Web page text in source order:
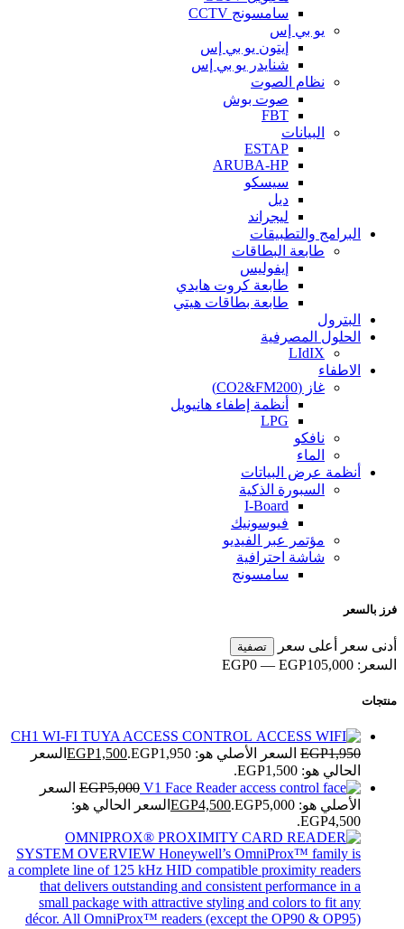
سامسونج CCTV
يو بي إس
إيتون يو بي إس
شنايدر يو بي إس
نظام الصوت
صوت بوش
FBT
البيانات
ESTAP
ARUBA-HP
سيسكو
ديل
ليجراند
البرامج والتطبيقات
طابعة البطاقات
إيفوليس
طابعة كروت هايدي
طابعة بطاقات هيتي
البترول
الحلول المصرفية
LIdIX
الاطفاء
غاز (CO2&FM200)
أنظمة إطفاء هانيويل
LPG
نافكو
الماء
أنظمة عرض البياتات
السبورة الذكية
I-Board
فيوسونيك
مؤتمر عبر الفيديو
شاشة احترافية
سامسونج
فرز بالسعر
أدنى سعر أعلى سعر تصفية
السعر: EGP0 — EGP105,000
منتجات
CH1 WI-FI TUYA ACCESS CONTROL
EGP1,950 السعر الأصلي هو: EGP1,950. EGP1,500
السعر
الحالي هو: EGP1,500.
V1 Face Reader
EGP5,000
السعر
الأصلي هو: EGP5,000.
EGP4,500
السعر الحالي هو:
EGP4,500.